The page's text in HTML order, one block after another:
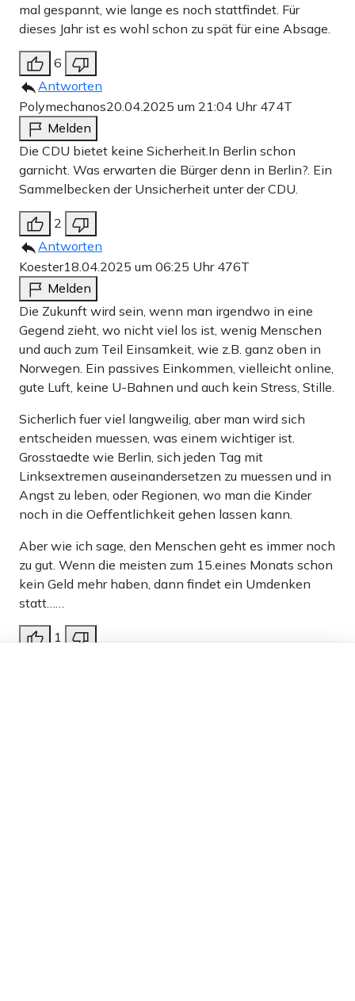
mal gespannt, wie lange es noch stattfindet. Für
dieses Jahr ist es wohl schon zu spät für eine Absage.
6
Antworten
Polymechanos20.04.2025 um 21:04 Uhr 474T
Melden
Die CDU bietet keine Sicherheit.In Berlin schon
garnicht. Was erwarten die Bürger denn in Berlin?. Ein
Sammelbecken der Unsicherheit unter der CDU.
2
Antworten
Koester18.04.2025 um 06:25 Uhr 476T
Melden
Die Zukunft wird sein, wenn man irgendwo in eine
Gegend zieht, wo nicht viel los ist, wenig Menschen
und auch zum Teil Einsamkeit, wie z.B. ganz oben in
Norwegen. Ein passives Einkommen, vielleicht online,
gute Luft, keine U-Bahnen und auch kein Stress, Stille.
Sicherlich fuer viel langweilig, aber man wird sich
entscheiden muessen, was einem wichtiger ist.
Grosstaedte wie Berlin, sich jeden Tag mit
Linksextremen auseinandersetzen zu muessen und in
Angst zu leben, oder Regionen, wo man die Kinder
noch in die Oeffentlichkeit gehen lassen kann.
Aber wie ich sage, den Menschen geht es immer noch
zu gut. Wenn die meisten zum 15.eines Monats schon
kein Geld mehr haben, dann findet ein Umdenken
statt……
1